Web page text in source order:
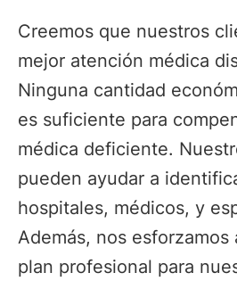
Creemos que nuestros
mejor atención médica
Ninguna cantidad
es suficiente para
médica deficiente.
pueden ayudar a
hospitales, médicos, y
Además, nos esforzamos
plan profesional para